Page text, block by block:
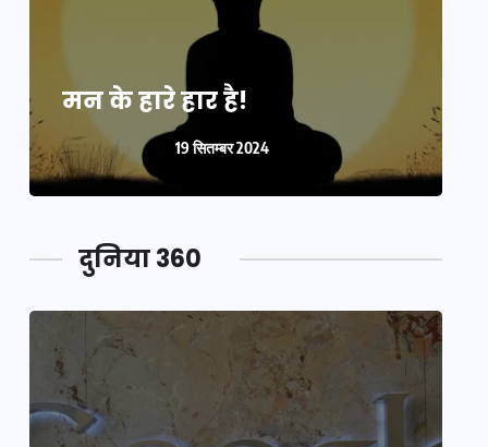
मन के हारे हार है!
19 सितम्बर 2024
दुनिया 360